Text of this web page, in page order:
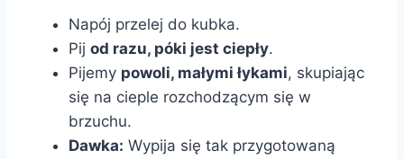
Napój przelej do kubka.
Pij od razu, póki jest ciepły.
Pijemy powoli, małymi łykami, skupiając
się na cieple rozchodzącym się w
brzuchu.
Dawka: Wypija się tak przygotowaną